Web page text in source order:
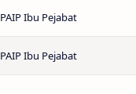
PAIP Ibu Pejabat
PAIP Ibu Pejabat